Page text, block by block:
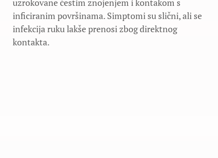
inficiranim površinama. Simptomi su slični, ali se
infekcija ruku lakše prenosi zbog direktnog
kontakta.